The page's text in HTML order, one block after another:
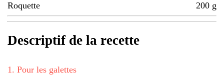
Roquette 200 g
Descriptif de la recette
1 . Pour les galettes